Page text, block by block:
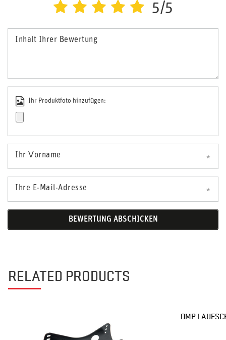
5/5
Inhalt Ihrer Bewertung
Ihr Produktfoto hinzufügen:
Ihr Vorname
Ihre E-Mail-Adresse
BEWERTUNG ABSCHICKEN
RELATED PRODUCTS
OMP